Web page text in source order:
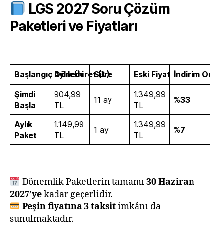
LGS 2027 Soru Çözüm
Paketleri ve Fiyatları
Başlangıç Dönemi
Aylık Ücret (₺)
Süre Eski Fiyat İndirim
Şimdi
Başla
904,99
TL
11 ay
1.349,99
TL
%33
Aylık
Paket
1.149,99
TL
1 ay
1.349,99
TL
%7
Dönemlik Paketlerin tamamı30 Haziran
2027’yekadar geçerlidir.
Peşin fiyatına 3 taksitimkânı da
sunulmaktadır.